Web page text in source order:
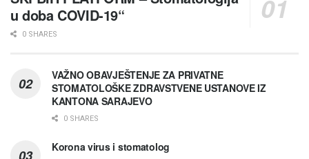
u doba COVID-19“
0 SHARES
VAŽNO OBAVJEŠTENJE ZA PRIVATNE
STOMATOLOŠKE ZDRAVSTVENE USTANOVE IZ
KANTONA SARAJEVO
0 SHARES
Korona virus i stomatolog